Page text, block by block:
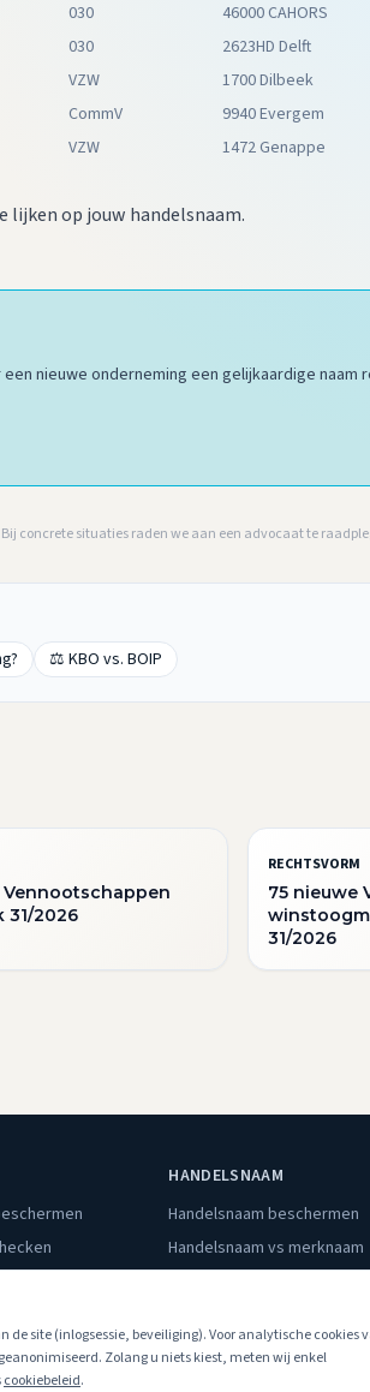
030 46000 CAHORS
030 2623HD Delft
VZW 1700 Dilbeek
CommV 9940 Evergem
VZW 1472 Genappe
lijken op jouw handelsnaam.
nieuwe onderneming een gelijkaardige naam
concrete situaties raden we aan een advocaat te
⚖️ KBO vs. BOIP
31/2026
RECHTSVORM
75 nieuwe
31/2026
HANDELSNAAM
Handelsnaam beschermen
Handelsnaam vs merknaam
site (inlogsessie, beveiliging). Voor analytische cookies
Zolang u niets kiest, meten wij enkel
cookiebeleid.